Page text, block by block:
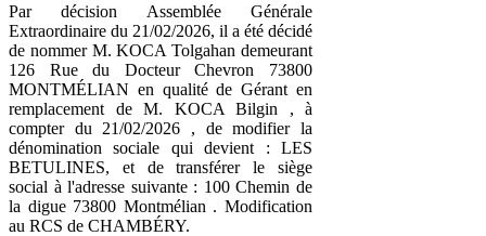
Par décision Assemblée Générale
Extraordinaire du 21/02/2026, il a été décidé
de nommer M. KOCA Tolgahan demeurant
126 Rue du Docteur Chevron 73800
MONTMÉLIAN en qualité de Gérant en
remplacement de M. KOCA Bilgin , à
compter du 21/02/2026 , de modifier la
dénomination sociale qui devient : LES
BETULINES, et de transférer le siège
social à l'adresse suivante : 100 Chemin de
la digue 73800 Montmélian . Modification
au RCS de CHAMBÉRY.